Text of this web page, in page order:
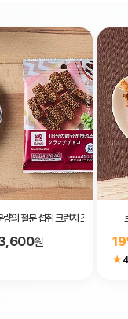
의 철분 섭취 크런치 초콜릿 38g
원
★